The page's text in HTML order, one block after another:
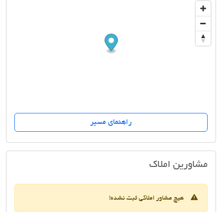
راهنمای مسیر
مشاورین املاکمشاورین املاک تهران زمین
هیچ مشاور املاکی ثبت نشده!